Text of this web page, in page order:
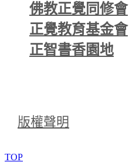
佛教正覺同修會
正覺教育基金會
正智書香園地
版權聲明
TOP